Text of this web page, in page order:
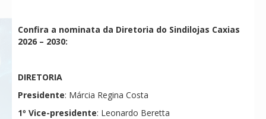
Confira a nominata da Diretoria do Sindilojas Caxias
2026 – 2030:
DIRETORIA
Presidente: Márcia Regina Costa
1⁠º Vice-presidente: Leonardo Beretta